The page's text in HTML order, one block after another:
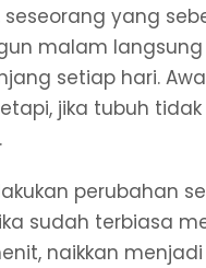
seseorang yang
malam
setiap hari.
jika tubuh
perubahan
sudah terbiasa
naikkan